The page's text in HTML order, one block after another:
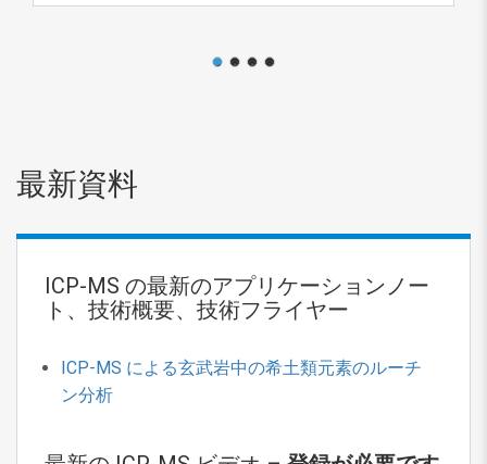
1 2 3 4
最新資料
ICP-MS の最新のアプリケーションノー
ト、技術概要、技術フライヤー
ICP-MS による玄武岩中の希土類元素のルーチ
ン分析